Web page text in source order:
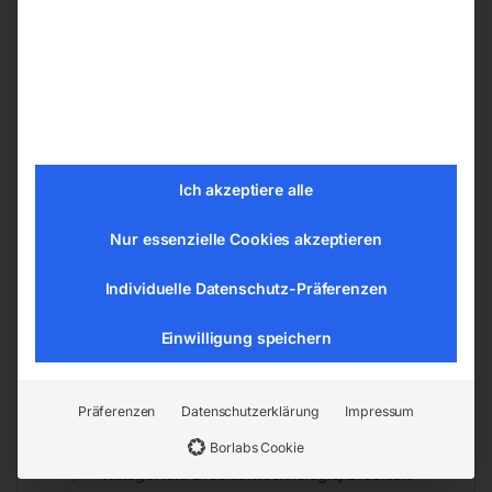
Kein zusätzliches Dichtungsmittel
Glatte Innenflächen, sehr gute
Durchflussseigenschaften
Vakuum
Rohrdurchmesser 15 – 28 mm
9004853117862 Artikelnummer:
Ich akzeptiere alle
Nur essenzielle Cookies akzeptieren
Individuelle Datenschutz-Präferenzen
Einwilligung speichern
Präferenzen Datenschutzerklärung Impressum
Borlabs Cookie